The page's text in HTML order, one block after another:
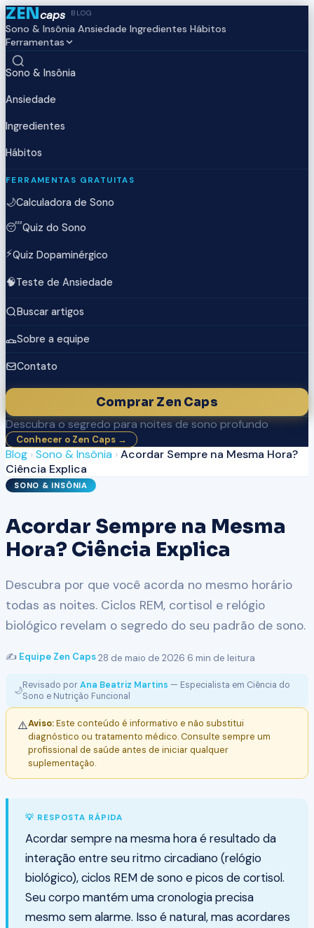
ZENcaps BLOG
Sono & Insônia Ansiedade Ingredientes Hábitos
Ferramentas
Sono & Insônia
Ansiedade
Ingredientes
Hábitos
FERRAMENTAS GRATUITAS
🌙Calculadora de Sono
😴Quiz do Sono
⚡Quiz Dopaminérgico
🧠Teste de Ansiedade
Buscar artigos
Sobre a equipe
Contato
Comprar Zen Caps
Descubra o segredo para noites de sono profundo
Conhecer o Zen Caps →
Blog ›Sono & Insônia ›Acordar Sempre na Mesma Hora?
Ciência Explica
SONO & INSÔNIA
Acordar Sempre na Mesma
Hora? Ciência Explica
Descubra por que você acorda no mesmo horário
todas as noites. Ciclos REM, cortisol e relógio
biológico revelam o segredo do seu padrão de sono.
✍️ Equipe Zen Caps·28 de maio de 2026·6 min de leitura
🌙Revisado porAna Beatriz Martins — Especialista em Ciência do
Sono e Nutrição Funcional
⚠️Aviso:Este conteúdo é informativo e não substitui
diagnóstico ou tratamento médico. Consulte sempre um
profissional de saúde antes de iniciar qualquer
suplementação.
💡 RESPOSTA RÁPIDA
Acordar sempre na mesma hora é resultado da
interação entre seu ritmo circadiano (relógio
biológico), ciclos REM de sono e picos de cortisol.
Seu corpo mantém uma cronologia precisa
mesmo sem alarme. Isso é natural, mas acordares